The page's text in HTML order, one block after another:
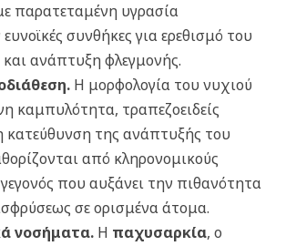
παρατεταμένη υγρασία
συνθήκες για ερεθισμό του
ανάπτυξη φλεγμονής.
Η μορφολογία του νυχιού
καμπυλότητα, τραπεζοειδείς
κατεύθυνση της ανάπτυξής του
από κληρονομικούς
που αυξάνει την πιθανότητα
σε ορισμένα άτομα.
νοσήματα.Η παχυσαρκία, ο